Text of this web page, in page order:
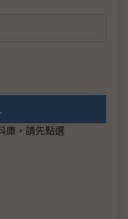
庫，請先點選